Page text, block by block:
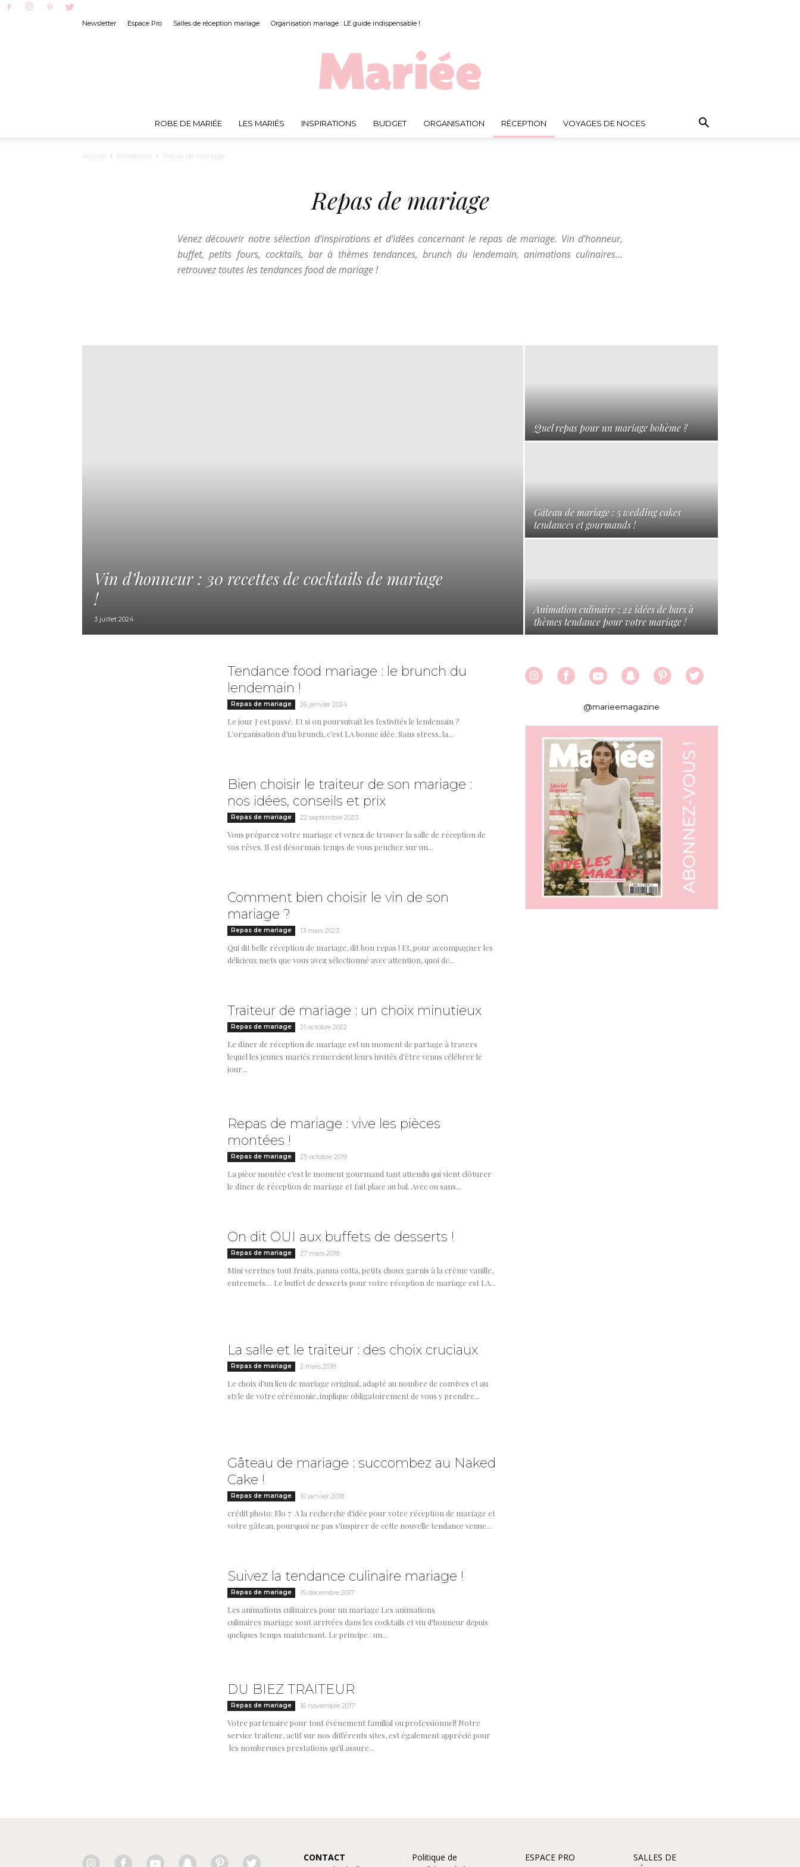
Newsletter Espace Pro Salles de réception mariage Organisation mariage : LE guide indispensable !
ROBE DE MARIÉE LES MARIÉS INSPIRATIONS BUDGET ORGANISATION RÉCEPTION VOYAGES DE NOCES
Accueil Réception Repas de mariage
Repas de mariage
Venez découvrir notre sélection d’inspirations et d’idées concernant le repas de mariage. Vin d'honneur,
buffet, petits fours, cocktails, bar à thèmes tendances, brunch du lendemain, animations culinaires...
retrouvez toutes les tendances food de mariage !
Vin d’honneur : 30 recettes de cocktails de mariage
!
3 juillet 2024
Quel repas pour un mariage bohème ?
Gâteau de mariage : 5 wedding cakes
tendances et gourmands !
Animation culinaire : 22 idées de bars à
thèmes tendance pour votre mariage !
Tendance food mariage : le brunch du
lendemain !
Repas de mariage 26 janvier 2024
Le jour J est passé. Et si on poursuivait les festivités le lendemain ?
L’organisation d’un brunch, c’est LA bonne idée. Sans stress, la...
Bien choisir le traiteur de son mariage :
nos idées, conseils et prix
Repas de mariage 22 septembre 2023
Vous préparez votre mariage et venez de trouver la salle de réception de
vos rêves. Il est désormais temps de vous pencher sur un...
Comment bien choisir le vin de son
mariage ?
Repas de mariage 13 mars 2023
Qui dit belle réception de mariage, dit bon repas ! Et, pour accompagner les
délicieux mets que vous avez sélectionné avec attention, quoi de...
Traiteur de mariage : un choix minutieux
Repas de mariage 21 octobre 2022
Le dîner de réception de mariage est un moment de partage à travers
lequel les jeunes mariés remercient leurs invités d’être venus célébrer le
jour...
Repas de mariage : vive les pièces
montées !
Repas de mariage 25 octobre 2019
La pièce montée c’est le moment gourmand tant attendu qui vient clôturer
le dîner de réception de mariage et fait place au bal. Avec ou sans...
On dit OUI aux buffets de desserts !
Repas de mariage 27 mars 2018
Mini verrines tout fruits, panna cotta, petits choux garnis à la crème vanille,
entremets… Le buffet de desserts pour votre réception de mariage est LA...
La salle et le traiteur : des choix cruciaux
Repas de mariage 2 mars 2018
Le choix d’un lieu de mariage original, adapté au nombre de convives et au
style de votre cérémonie, implique obligatoirement de vous y prendre...
Gâteau de mariage : succombez au Naked
Cake !
Repas de mariage 10 janvier 2018
crédit photo: Elo 7 A la recherche d'idée pour votre réception de mariage et
votre gâteau, pourquoi ne pas s'inspirer de cette nouvelle tendance venue...
Suivez la tendance culinaire mariage !
Repas de mariage 15 décembre 2017
Les animations culinaires pour un mariage Les animations
culinaires mariage sont arrivées dans les cocktails et vin d'honneur depuis
quelques temps maintenant. Le principe : un...
DU BIEZ TRAITEUR
Repas de mariage 16 novembre 2017
Votre partenaire pour tout événement familial ou professionnel! Notre
service traiteur, actif sur nos différents sites, est également apprécié pour
les nombreuses prestations qu'il assure...
@marieemagazine
CONTACT
Politique de
ESPACE PRO
SALLES DE